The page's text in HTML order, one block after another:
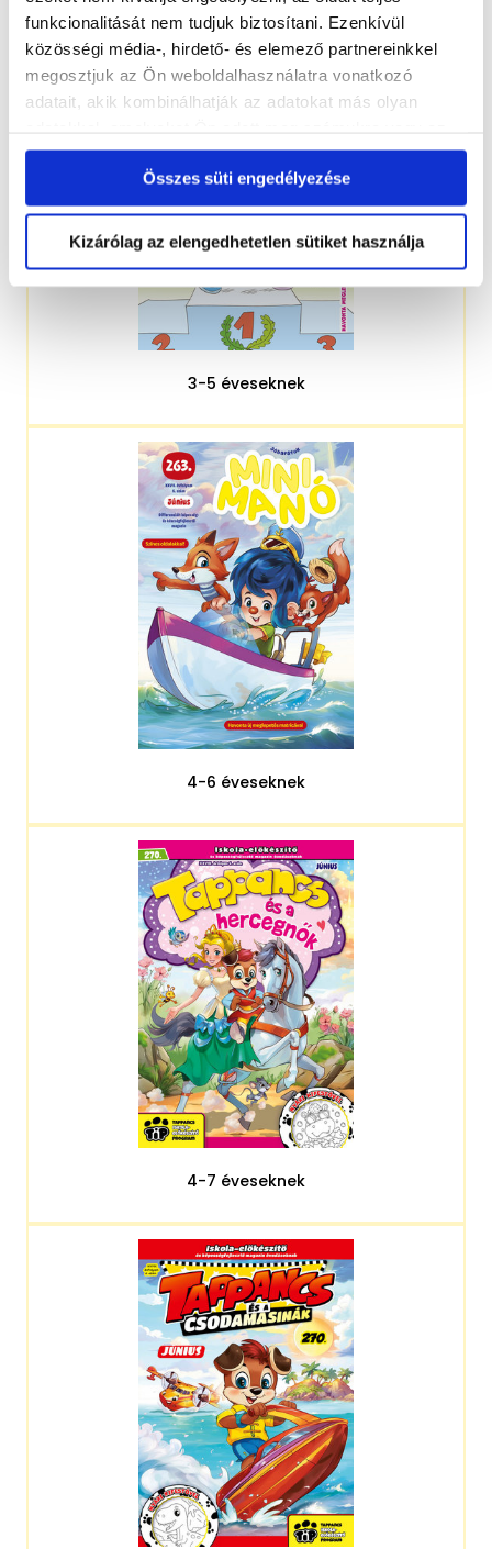
funkcionalitását nem tudjuk biztosítani. Ezenkívül
közösségi média-, hirdető- és elemező partnereinkkel
megosztjuk az Ön weboldalhasználatra vonatkozó
adatait, akik kombinálhatják az adatokat más olyan
Ön által használt más szolgáltatásokból gyűjtöttek.
Összes süti engedélyezése
Kizárólag az elengedhetetlen sütiket használja
3-5 éveseknek
4-6 éveseknek
4-7 éveseknek